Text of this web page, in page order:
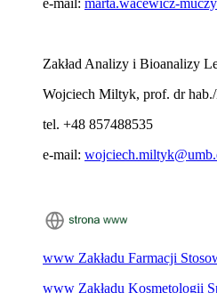
Zakład Analizy i Bioanalizy
Wojciech Miltyk, prof. dr
tel. +48 857488535
e-mail:
www Zakładu Farmacji
www Zakładu Kosmetologii